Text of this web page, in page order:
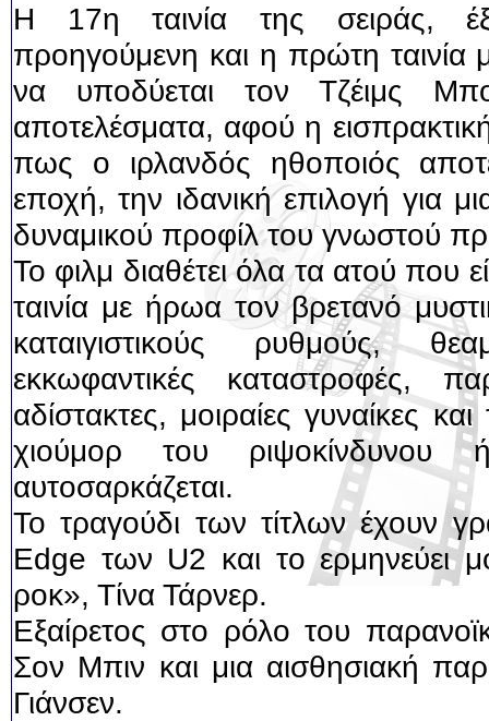
Η 17η ταινία της σειράς,
προηγούμενη και η πρώτη
να υποδύεται τον Τζέιμς
αποτελέσματα, αφού η
πως ο ιρλανδός ηθοποιός
εποχή, την ιδανική επιλογή για
δυναμικού προφίλ του γνωστού
Το φιλμ διαθέτει όλα τα ατού που
ταινία με ήρωα τον βρετανό
καταιγιστικούς ρυθμούς,
εκκωφαντικές καταστροφές,
αδίστακτες, μοιραίες γυναίκες
χιούμορ του
αυτοσαρκάζεται.
Το τραγούδι των τίτλων έχουν
Edge των U2 και το ερμηνεύει
ροκ», Τίνα Τάρνερ.
Εξαίρετος στο ρόλο του
Σον Μπιν και μια αισθησιακή
Γιάνσεν.